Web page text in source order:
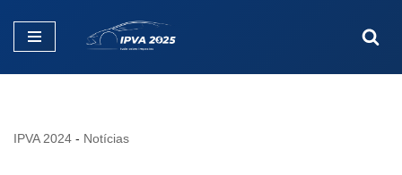
Pular
IPVA 2024 - Notícias